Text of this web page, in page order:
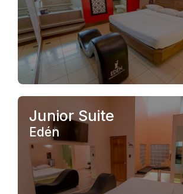
Junior Suite
Edén